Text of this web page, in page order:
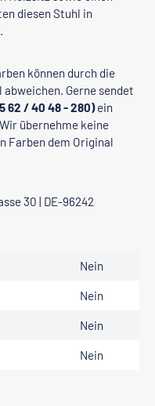
diesen Stuhl in
können durch die
Gerne sendet
62 / 40 48 - 280)ein
übernehme keine
Farben dem Original
30 | DE-96242
Nein
Nein
Nein
Nein